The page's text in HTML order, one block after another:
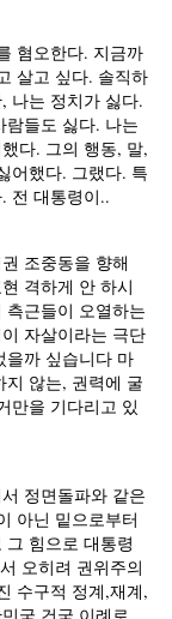
혐오한다. 지금까
살고 싶다. 솔직하
나는 정치가 싫다.
람들도 싫다. 나는
다. 그의 행동, 말,
어했다. 그랬다. 특
전 대통령이..
조중동을 향해
격하게 안 하시
근들이 오열하는
자살이라는 극단
을까 싶습니다 마
지 않는, 권력에 굴
만을 기다리고 있
정면돌파와 같은
아닌 밑으로부터
힘으로 대통령
오히려 권위주의
수구적 정계,재계,